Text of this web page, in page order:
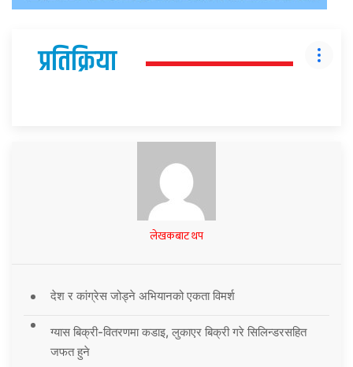
प्रतिक्रिया
लेखकबाट थप
देश र कांग्रेस जोड्ने अभियानको एकता विमर्श
ग्यास बिक्री-वितरणमा कडाइ, लुकाएर बिक्री गरे सिलिन्डरसहित
जफत हुने